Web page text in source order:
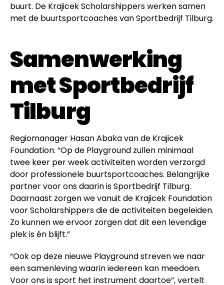
buurt. De Krajicek Scholarshippers werken samen
met de buurtsportcoaches van Sportbedrijf Tilburg.
Samenwerking
met Sportbedrijf
Tilburg
Regiomanager Hasan Abaka van de Krajicek
Foundation: “Op de Playground zullen minimaal
twee keer per week activiteiten worden verzorgd
door professionele buurtsportcoaches. Belangrijke
partner voor ons daarin is Sportbedrijf Tilburg.
Daarnaast zorgen we vanuit de Krajicek Foundation
voor Scholarshippers die de activiteiten begeleiden.
Zo kunnen we ervoor zorgen dat dit een levendige
plek is én blijft.”
“Ook op deze nieuwe Playground streven we naar
een samenleving waarin iedereen kan meedoen.
Voor ons is sport het instrument daartoe”, vertelt